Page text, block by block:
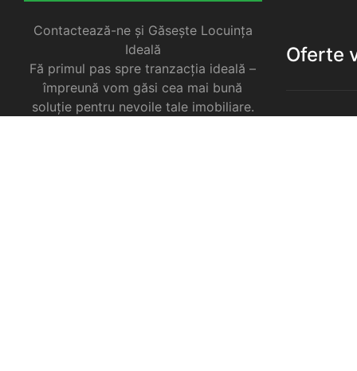
Contactează-ne și Găsește Locuința
Ideală
Fă primul pas spre tranzacția ideală –
împreună vom găsi cea mai bună
soluție pentru nevoile tale imobiliare.
Oferte